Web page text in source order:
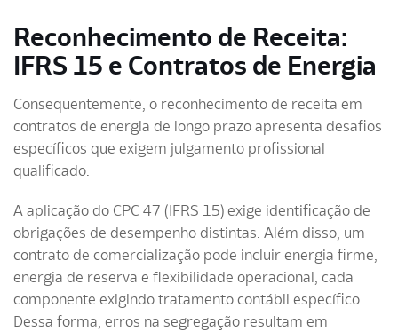
Reconhecimento de Receita:
IFRS 15 e Contratos de Energia
Consequentemente, o reconhecimento de receita em
contratos de energia de longo prazo apresenta desafios
específicos que exigem julgamento profissional
qualificado.
A aplicação do CPC 47 (IFRS 15) exige identificação de
obrigações de desempenho distintas. Além disso, um
contrato de comercialização pode incluir energia firme,
energia de reserva e flexibilidade operacional, cada
componente exigindo tratamento contábil específico.
Dessa forma, erros na segregação resultam em